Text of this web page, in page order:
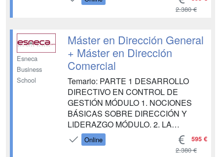
aplicada a la venta 7.
comunicación no verbal UNIDAD
DIDÁCTICA 2. EJECUCIÓN DE
LIDERAZ...
2.380 €
Esneca
Business
School
Máster en Dirección General
+ Máster en Dirección
Comercial
Temario: PARTE 1 DESARROLLO
DIRECTIVO EN CONTROL DE
GESTIÓN MÓDULO 1. NOCIONES
BÁSICAS SOBRE DIRECCIÓN Y
LIDERAZGO MÓDULO. 2. LA
EMPRESA COMO MARCO DE LA
GESTIÓN MÓDULO 3. MODELOS DE
Online 595 €
2.380 €